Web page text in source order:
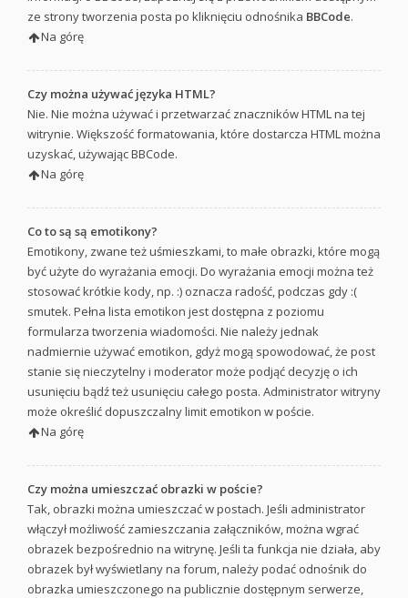
ze strony tworzenia posta po kliknięciu odnośnika BBCode.
Na górę
Czy można używać języka HTML?
Nie. Nie można używać i przetwarzać znaczników HTML na tej
witrynie. Większość formatowania, które dostarcza HTML można
uzyskać, używając BBCode.
Na górę
Co to są są emotikony?
Emotikony, zwane też uśmieszkami, to małe obrazki, które mogą
być użyte do wyrażania emocji. Do wyrażania emocji można też
stosować krótkie kody, np. :) oznacza radość, podczas gdy :(
smutek. Pełna lista emotikon jest dostępna z poziomu
formularza tworzenia wiadomości. Nie należy jednak
nadmiernie używać emotikon, gdyż mogą spowodować, że post
stanie się nieczytelny i moderator może podjąć decyzję o ich
usunięciu bądź też usunięciu całego posta. Administrator witryny
może określić dopuszczalny limit emotikon w poście.
Na górę
Czy można umieszczać obrazki w poście?
Tak, obrazki można umieszczać w postach. Jeśli administrator
włączył możliwość zamieszczania załączników, można wgrać
obrazek bezpośrednio na witrynę. Jeśli ta funkcja nie działa, aby
obrazek był wyświetlany na forum, należy podać odnośnik do
obrazka umieszczonego na publicznie dostępnym serwerze,